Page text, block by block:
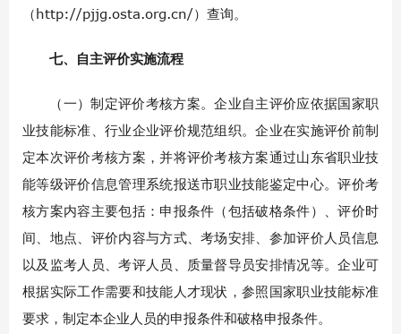
（http://pjjg.osta.org.cn/）查询。
七、自主评价实施流程
（一）制定评价考核方案。企业自主评价应依据国家职
业技能标准、行业企业评价规范组织。企业在实施评价前制
定本次评价考核方案，并将评价考核方案通过山东省职业技
能等级评价信息管理系统报送市职业技能鉴定中心。评价考
核方案内容主要包括：申报条件（包括破格条件）、评价时
间、地点、评价内容与方式、考场安排、参加评价人员信息
以及监考人员、考评人员、质量督导员安排情况等。企业可
根据实际工作需要和技能人才现状，参照国家职业技能标准
要求，制定本企业人员的申报条件和破格申报条件。